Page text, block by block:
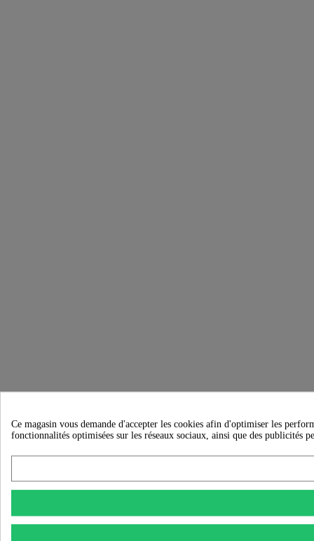
Ce magasin vous demande d'accepter les cookies afin d'optimiser les
fonctionnalités optimisées sur les réseaux sociaux, ainsi que des publicités